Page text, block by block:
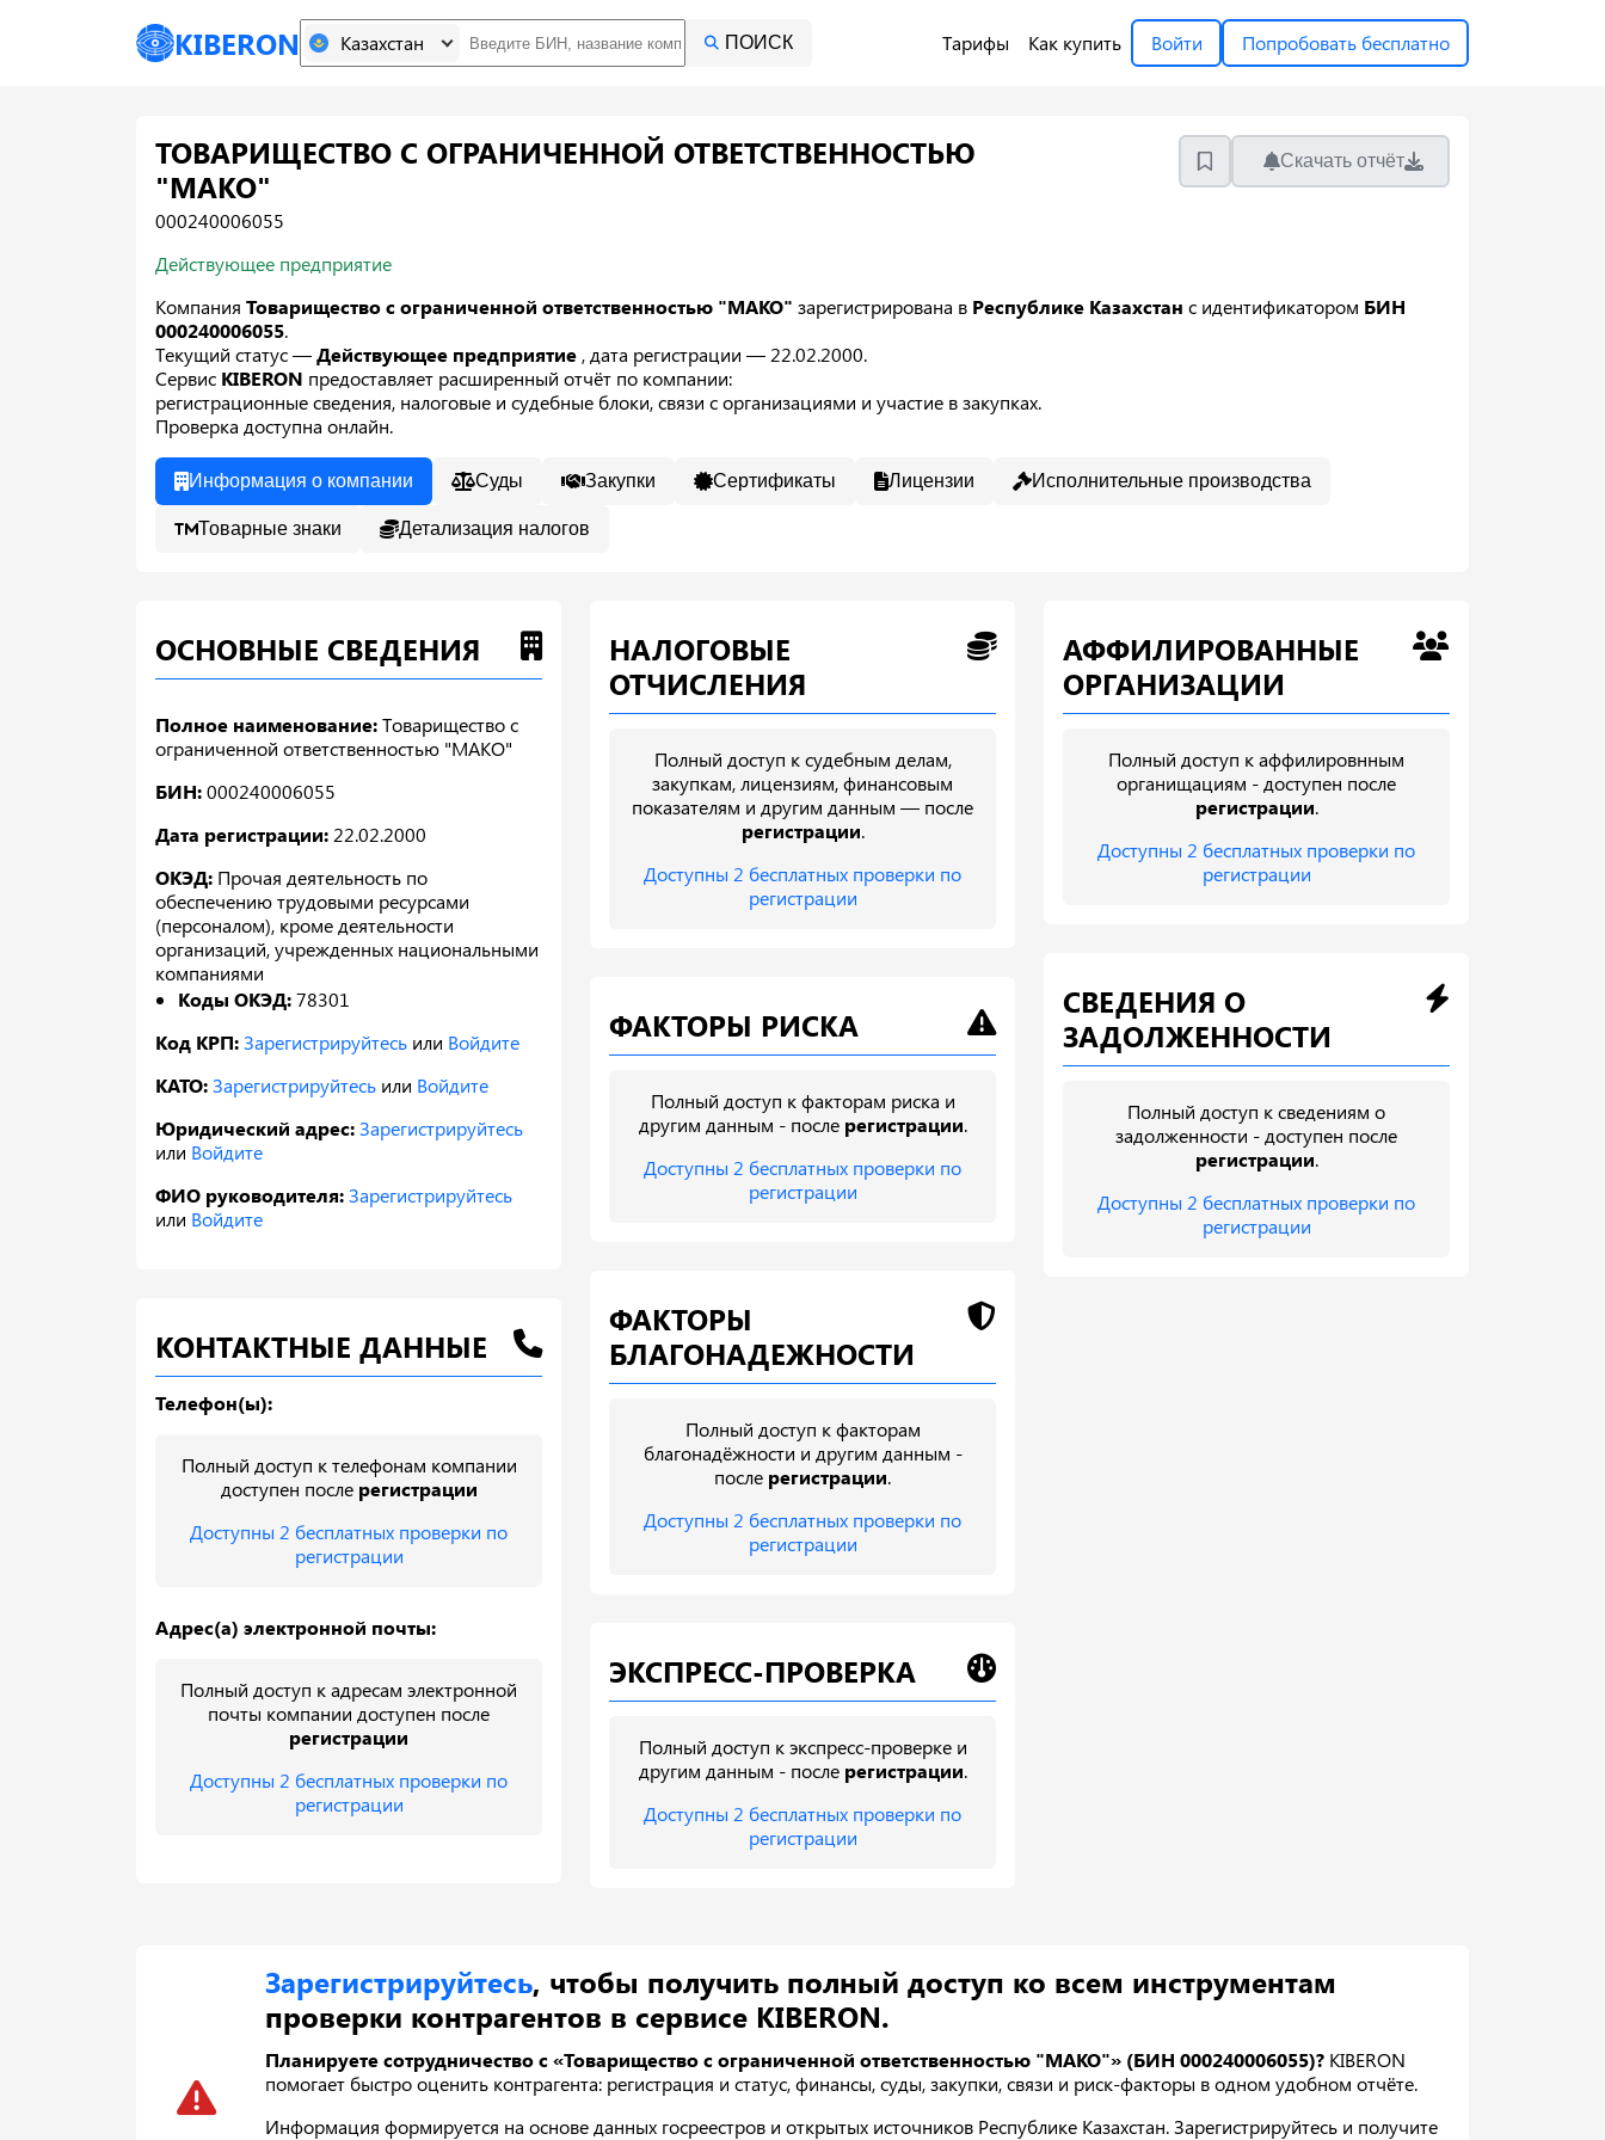
KIBERON Казахстан ПОИСК Тарифы Как купить Войти Попробовать бесплатно
ТОВАРИЩЕСТВО С ОГРАНИЧЕННОЙ ОТВЕТСТВЕННОСТЬЮ
"МАКО"
000240006055
Скачать отчёт
Действующее предприятие
Компания Товарищество с ограниченной ответственностью "МАКО" зарегистрирована в Республике Казахстан с идентификатором БИН
000240006055.
Текущий статус —Действующее предприятие , дата регистрации — 22.02.2000.
Сервис KIBERON предоставляет расширенный отчёт по компании:
регистрационные сведения, налоговые и судебные блоки, связи с организациями и участие в закупках.
Проверка доступна онлайн.
Информация о компании Суды Закупки Сертификаты Лицензии Исполнительные производства
Товарные знаки Детализация налогов
ОСНОВНЫЕ СВЕДЕНИЯ
Полное наименование:Товарищество с
ограниченной ответственностью "МАКО"
БИН:000240006055
Дата регистрации: 22.02.2000
ОКЭД: Прочая деятельность по
обеспечению трудовыми ресурсами
(персоналом), кроме деятельности
организаций, учрежденных национальными
компаниями
Коды ОКЭД:78301
Код КРП:Зарегистрируйтесь или Войдите
КАТО:Зарегистрируйтесь или Войдите
Юридический адрес:Зарегистрируйтесь
или Войдите
ФИО руководителя:Зарегистрируйтесь
или Войдите
КОНТАКТНЫЕ ДАННЫЕ
Телефон(ы):
Полный доступ к телефонам компании
доступен после регистрации
Доступны 2 бесплатных проверки по
регистрации
Адрес(а) электронной почты:
Полный доступ к адресам электронной
почты компании доступен после
регистрации
Доступны 2 бесплатных проверки по
регистрации
НАЛОГОВЫЕ
ОТЧИСЛЕНИЯ
Полный доступ к судебным делам,
закупкам, лицензиям, финансовым
показателям и другим данным — после
регистрации.
Доступны 2 бесплатных проверки по
регистрации
ФАКТОРЫ РИСКА
Полный доступ к факторам риска и
другим данным - после регистрации.
Доступны 2 бесплатных проверки по
регистрации
ФАКТОРЫ
БЛАГОНАДЕЖНОСТИ
Полный доступ к факторам
благонадёжности и другим данным -
после регистрации.
Доступны 2 бесплатных проверки по
регистрации
ЭКСПРЕСС-ПРОВЕРКА
Полный доступ к экспресс-проверке и
другим данным - после регистрации.
Доступны 2 бесплатных проверки по
регистрации
АФФИЛИРОВАННЫЕ
ОРГАНИЗАЦИИ
Полный доступ к аффилировнным
органищациям - доступен после
регистрации.
Доступны 2 бесплатных проверки по
регистрации
СВЕДЕНИЯ О
ЗАДОЛЖЕННОСТИ
Полный доступ к сведениям о
задолженности - доступен после
регистрации.
Доступны 2 бесплатных проверки по
регистрации
Зарегистрируйтесь, чтобы получить полный доступ ко всем инструментам
проверки контрагентов в сервисе KIBERON.
Планируете сотрудничество с «Товарищество с ограниченной ответственностью "МАКО"» (БИН 000240006055)? KIBERON
помогает быстро оценить контрагента: регистрация и статус, финансы, суды, закупки, связи и риск-факторы в одном удобном отчёте.
Информация формируется на основе данных госреестров и открытых источников Республике Казахстан. Зарегистрируйтесь и получите